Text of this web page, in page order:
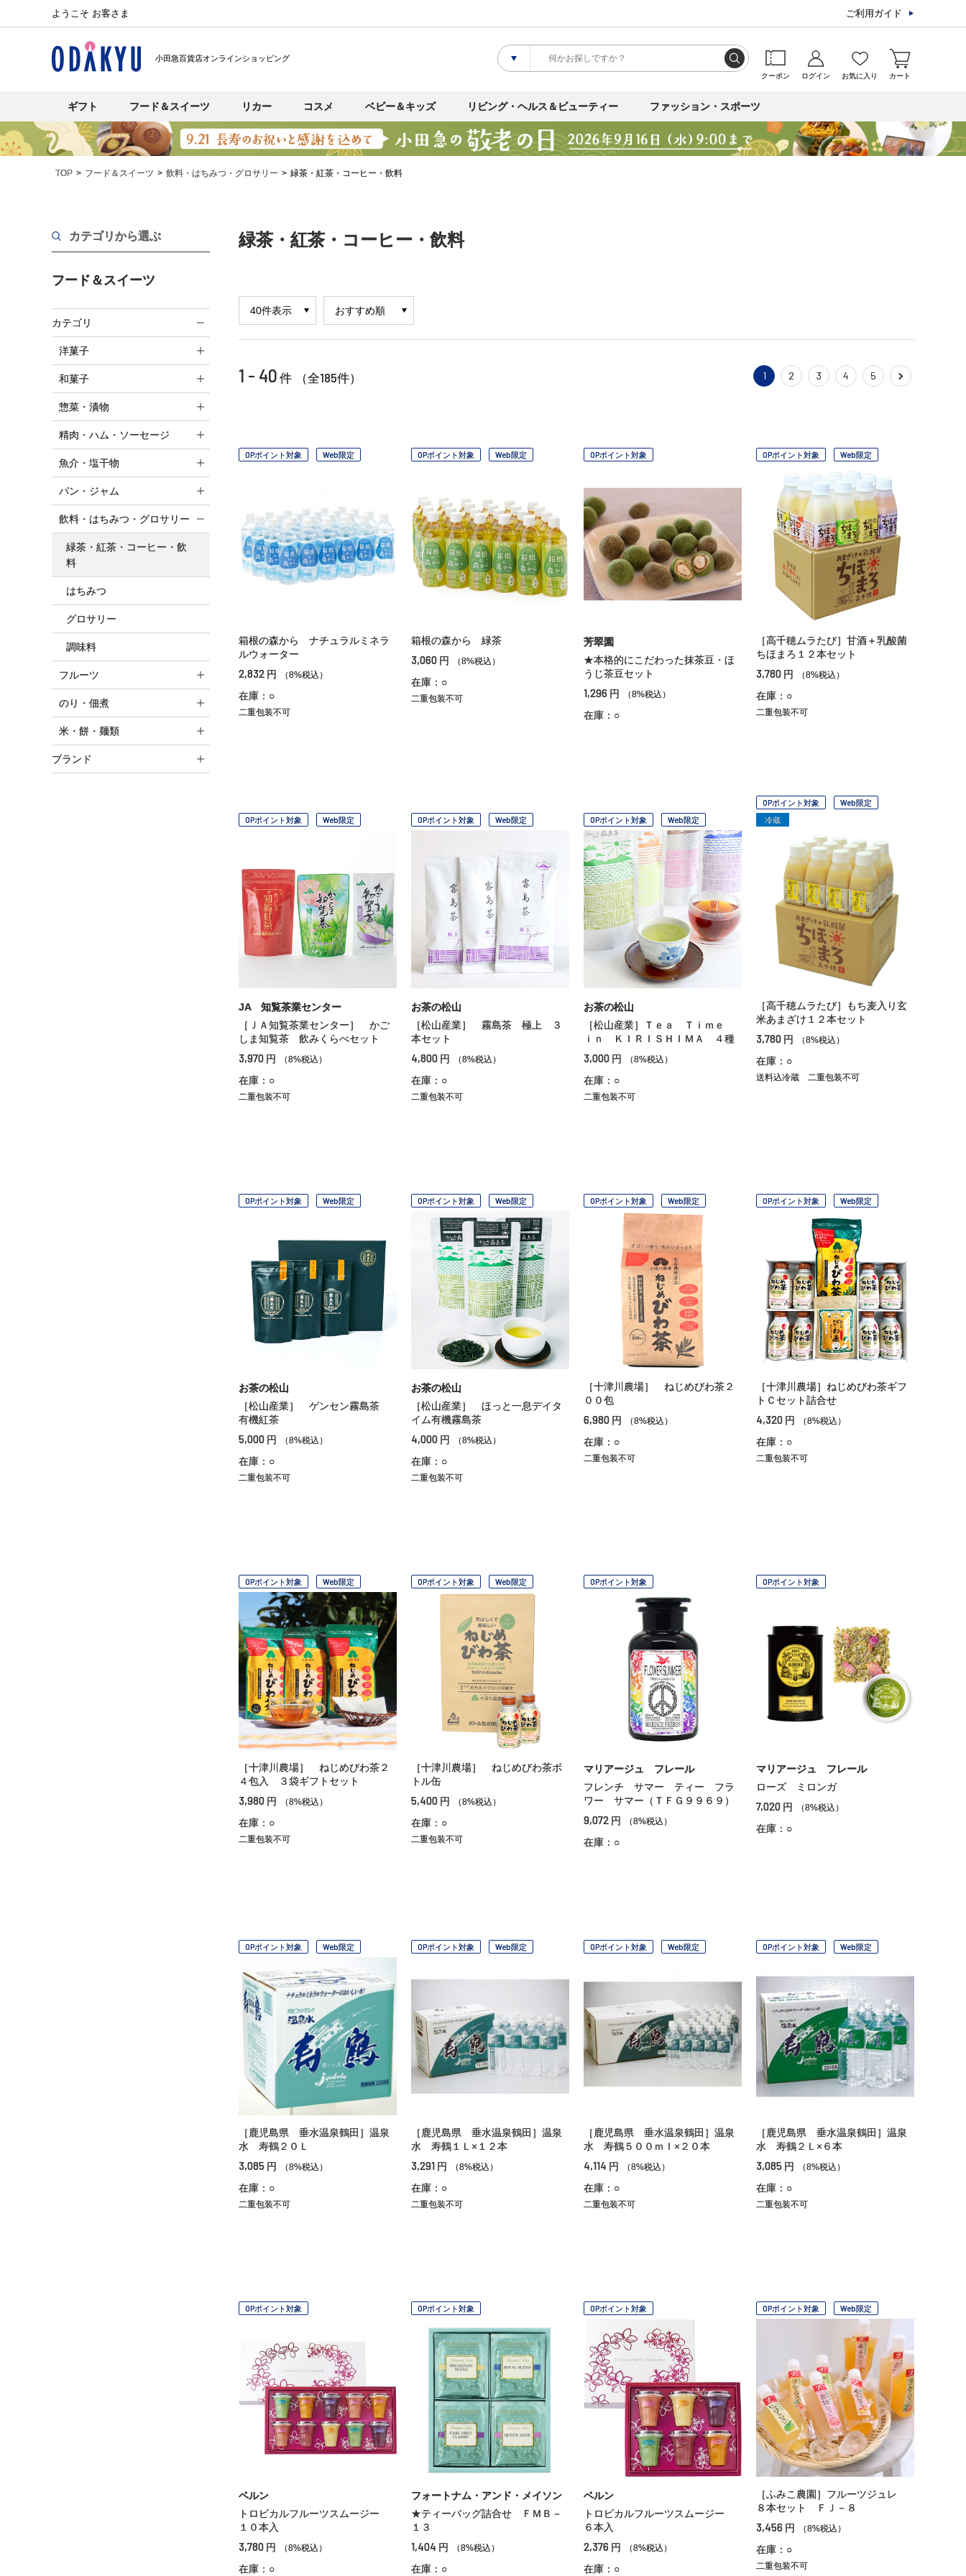
ようこそ お客さま ご利用ガイド
小田急百貨店オンラインショッピング
クーポン ログイン お気に入り カート
ギフト フード＆スイーツ リカー コスメ ベビー＆キッズ リビング・ヘルス＆ビューティー ファッション・スポーツ
TOP フード＆スイーツ 飲料・はちみつ・グロサリー 緑茶・紅茶・コーヒー・飲料
カテゴリから選ぶ
フード＆スイーツ
カテゴリ
洋菓子
和菓子
惣菜・漬物
精肉・ハム・ソーセージ
魚介・塩干物
パン・ジャム
飲料・はちみつ・グロサリー
緑茶・紅茶・コーヒー・飲
料
はちみつ
グロサリー
調味料
フルーツ
のり・佃煮
米・餅・麺類
ブランド
緑茶・紅茶・コーヒー・飲料
1 - 40 件 （全185件） 1 2 3 4 5
OPポイント対象 Web限定
箱根の森から ナチュラルミネラ
ルウォーター
2,832 円 （8%税込）
在庫：○
二重包装不可
OPポイント対象 Web限定
箱根の森から 緑茶
3,060 円 （8%税込）
在庫：○
二重包装不可
OPポイント対象
芳翠園
★本格的にこだわった抹茶豆・ほ
うじ茶豆セット
1,296 円 （8%税込）
在庫：○
OPポイント対象 Web限定
［高千穂ムラたび］甘酒＋乳酸菌
ちほまろ１２本セット
3,780 円 （8%税込）
在庫：○
二重包装不可
OPポイント対象 Web限定
JA 知覧茶業センター
［ＪＡ知覧茶業センター］ かご
しま知覧茶 飲みくらべセット
3,970 円 （8%税込）
在庫：○
二重包装不可
OPポイント対象 Web限定
お茶の松山
［松山産業］ 霧島茶 極上 ３
本セット
4,800 円 （8%税込）
在庫：○
二重包装不可
OPポイント対象 Web限定
お茶の松山
［松山産業］Ｔｅａ Ｔｉｍｅ
ｉｎ ＫＩＲＩＳＨＩＭＡ ４種
3,000 円 （8%税込）
在庫：○
二重包装不可
OPポイント対象
Web限定
冷蔵
［高千穂ムラたび］もち麦入り玄
米あまざけ１２本セット
3,780 円 （8%税込）
在庫：○
送料込冷蔵 二重包装不可
OPポイント対象 Web限定
お茶の松山
［松山産業］ ゲンセン霧島茶
有機紅茶
5,000 円 （8%税込）
在庫：○
二重包装不可
OPポイント対象 Web限定
お茶の松山
［松山産業］ ほっと一息デイタ
イム有機霧島茶
4,000 円 （8%税込）
在庫：○
二重包装不可
OPポイント対象 Web限定
［十津川農場］ ねじめびわ茶２
００包
6,980 円 （8%税込）
在庫：○
二重包装不可
OPポイント対象 Web限定
［十津川農場］ねじめびわ茶ギフ
トＣセット詰合せ
4,320 円 （8%税込）
在庫：○
二重包装不可
OPポイント対象 Web限定
［十津川農場］ ねじめびわ茶２
４包入 ３袋ギフトセット
3,980 円 （8%税込）
在庫：○
二重包装不可
OPポイント対象 Web限定
［十津川農場］ ねじめびわ茶ボ
トル缶
5,400 円 （8%税込）
在庫：○
二重包装不可
OPポイント対象
マリアージュ フレール
フレンチ サマー ティー フラ
ワー サマー（ＴＦＧ９９６９）
9,072 円 （8%税込）
在庫：○
OPポイント対象
マリアージュ フレール
ローズ ミロンガ
7,020 円 （8%税込）
在庫：○
OPポイント対象 Web限定
［鹿児島県 垂水温泉鶴田］温泉
水 寿鶴２０Ｌ
3,085 円 （8%税込）
在庫：○
二重包装不可
OPポイント対象 Web限定
［鹿児島県 垂水温泉鶴田］温泉
水 寿鶴１Ｌ×１２本
3,291 円 （8%税込）
在庫：○
二重包装不可
OPポイント対象 Web限定
［鹿児島県 垂水温泉鶴田］温泉
水 寿鶴５００ｍｌ×２０本
4,114 円 （8%税込）
在庫：○
二重包装不可
OPポイント対象 Web限定
［鹿児島県 垂水温泉鶴田］温泉
水 寿鶴２Ｌ×６本
3,085 円 （8%税込）
在庫：○
二重包装不可
OPポイント対象
ベルン
トロピカルフルーツスムージー
１０本入
3,780 円 （8%税込）
在庫：○
OPポイント対象
フォートナム・アンド・メイソン
★ティーバッグ詰合せ ＦＭＢ－
１３
1,404 円 （8%税込）
在庫：○
OPポイント対象
ベルン
トロピカルフルーツスムージー
６本入
2,376 円 （8%税込）
在庫：○
OPポイント対象 Web限定
［ふみこ農園］フルーツジュレ
８本セット ＦＪ－８
3,456 円 （8%税込）
在庫：○
二重包装不可